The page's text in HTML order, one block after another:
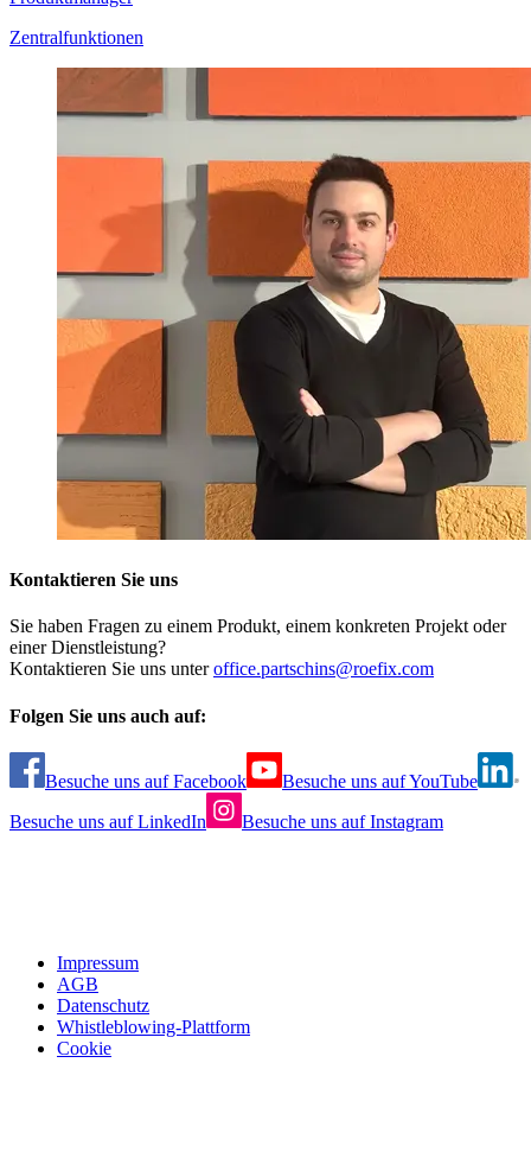
Zentralfunktionen
Kontaktieren Sie uns
Sie haben Fragen zu einem Produkt, einem konkreten Projekt oder
einer Dienstleistung?
Kontaktieren Sie uns unteroffice.partschins@roefix.com
Folgen Sie uns auch auf:
Besuche uns auf Facebook
Besuche uns auf YouTube
Besuche uns auf LinkedIn
Besuche uns auf Instagram
Impressum
AGB
Datenschutz
Whistleblowing-Plattform
Cookie